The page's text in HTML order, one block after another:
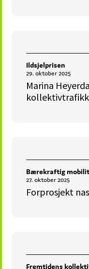
Ildsjelprisen
29. oktober 2025
Marina
Bærekraftig
27. oktober 2025
Forprosjekt
Fremtidens